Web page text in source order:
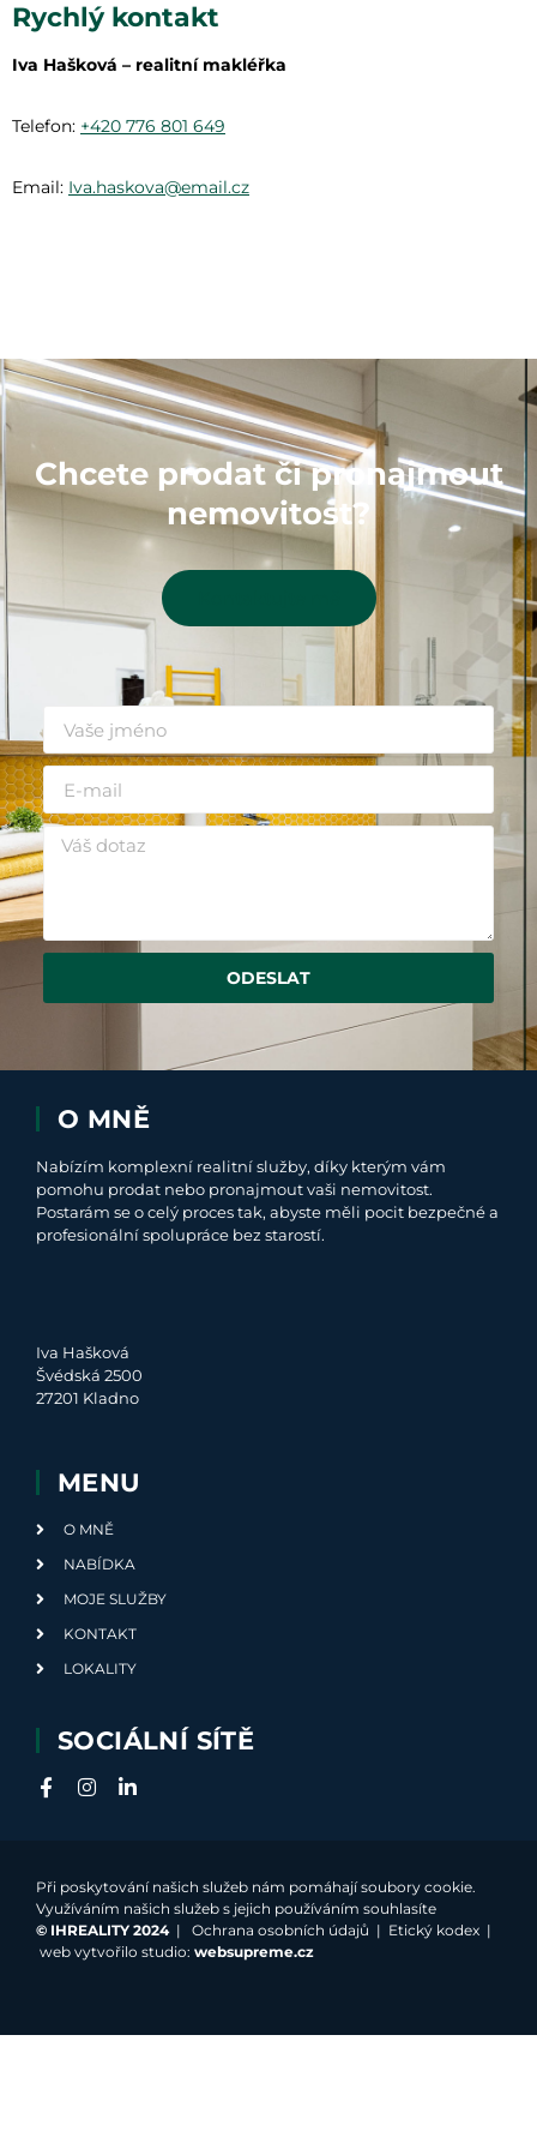
Rychlý kontakt
Iva Hašková – realitní makléřka
Telefon: +420 776 801 649
Email: Iva.haskova@email.cz
Chcete prodat či pronajmout
nemovitost?
ODESLAT
O MNĚ
Nabízím komplexní realitní služby, díky kterým vám
pomohu prodat nebo pronajmout vaši nemovitost.
Postarám se o celý proces tak, abyste měli pocit bezpečné a
profesionální spolupráce bez starostí.
Iva Hašková
Švédská 2500
27201 Kladno
MENU
O MNĚ
NABÍDKA
MOJE SLUŽBY
KONTAKT
LOKALITY
SOCIÁLNÍ SÍTĚ
Při poskytování našich služeb nám pomáhají soubory cookie.
Využíváním našich služeb s jejich používáním souhlasíte
© IHREALITY 2024| Ochrana osobních údajů | Etický kodex |
web vytvořilo studio: websupreme.cz